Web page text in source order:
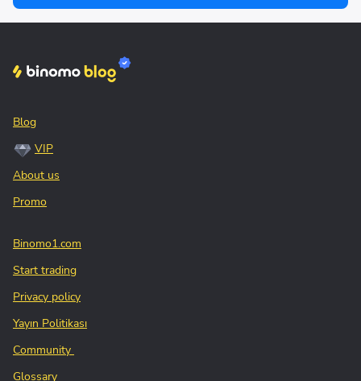
Blog
VIP
About us
Promo
Binomo1.com
Start trading
Privacy policy
Yayın Politikası
Community
Glossary